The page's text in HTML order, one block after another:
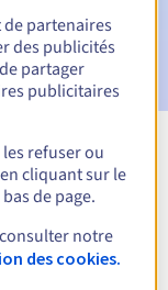
pour
domaine
de partenaires
des publicités
partager
publicitaires
refuser ou
cliquant sur le
de page.
notre
des cookies.